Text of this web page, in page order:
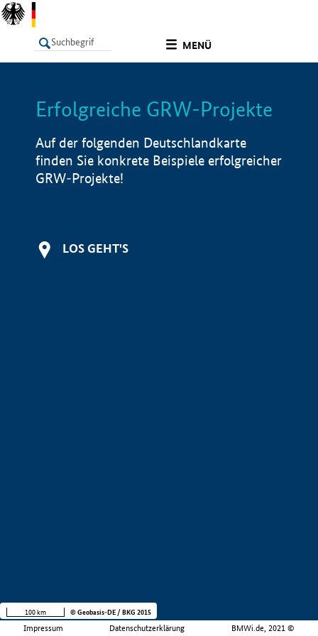
MENÜ
LISTE Info
Erfolgreiche GRW-Projekte
Auf der folgenden Deutschlandkarte
finden Sie konkrete Beispiele erfolgreicher
GRW-Projekte!
LOS GEHT'S
Impressum Datenschutzerklärung BMWi.de, 2021 ©
100 km © Geobasis-DE / BKG 2015